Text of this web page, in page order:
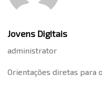
Jovens Digitais
administrator
Orientações diretas para